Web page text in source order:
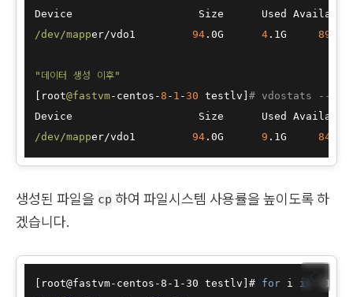
/dev/mapper/vdo1 94.0G 4.1G 89
"데이터 생성 이후"
[root@fastvm-centos-8 - 1 -30 testlv] # vdostats --hu
/dev/mapper/vdo1 94.0G 9 .1G 84
생성된 파일을 cp 하여 파일시스템 사용률을 높이도록 하
겠습니다.
[root@fastvm-centos-8-1-30 testlv]# for i in 📋